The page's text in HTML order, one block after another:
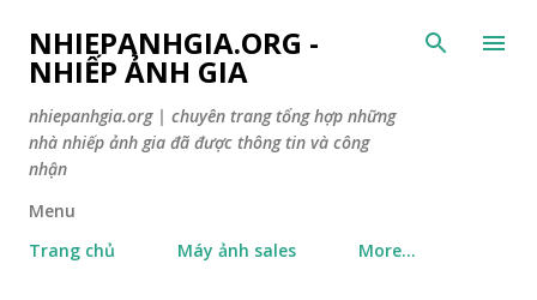
Skip to main content
NHIEPANHGIA.ORG -
NHIẾP ẢNH GIA
nhiepanhgia.org | chuyên trang tổng hợp những
nhà nhiếp ảnh gia đã được thông tin và công
nhận
Menu
Trang chủ
Máy ảnh sales More…